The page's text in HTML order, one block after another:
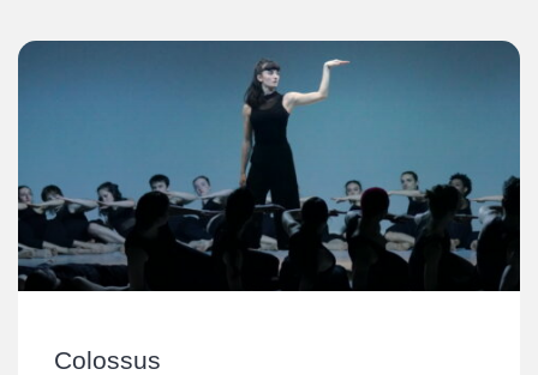
Colossus